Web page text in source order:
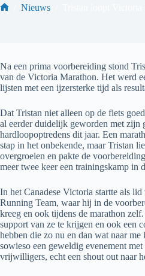
Nieuws
Na een prima voorbereiding stond
van de Victoria Marathon. Het werd
lijsten met een ijzersterke tijd als
Dat Tristan niet alleen op de fiets
al eerder duidelijk geworden met zijn
hardloopoptredens dit jaar. Een
stap in het onbekende, maar Tristan
overgroeien en pakte de
meer twee keer een trainingskamp in
In het Canadese Victoria startte als lid
Running Team, waar hij in de
kreeg en ook tijdens de marathon
support van ze te krijgen en ook een
hebben die zo nu en dan wat naar
sowieso een geweldig evenement
vrijwilligers, echt een shout out naar